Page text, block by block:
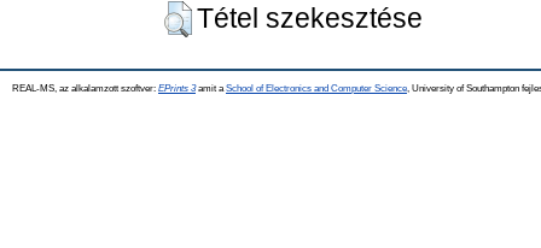
Tétel szekesztése
REAL-MS, az alkalamzott szoftver: EPrints 3amit a School of Electronics and Computer Science , University of Southampton